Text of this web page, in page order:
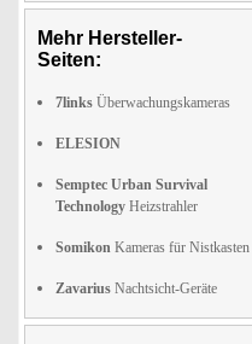
Mehr Hersteller-
Seiten:
7links Überwachungskameras
ELESION
Semptec Urban Survival
Technology Heizstrahler
Somikon Kameras für Nistkasten
Zavarius Nachtsicht-Geräte